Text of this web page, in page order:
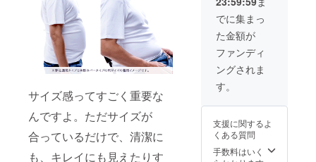
サイズ感ってすごく重要な
んですよ。ただサイズが
合っているだけで、清潔に
も、キレイにも見えたりす
材の供
給状
況、製
造工程
上の都
合等に
より出
る場合
があり
ます。
格より
下がる
可能性
もござ
いま
す。 ※
デザイ
容品は
変更に
なる可
能性も
ござい
イプ
M・L・
LL・３L
・通常
タイ
プ
M・L・
定：
2020年
6月中
お申し
込み順
￥8,480
（税・
送料
込）に
て承り
ます。
■カ
な色を
下さ
い。
白・黒
でに集まっ
た金額が
ファンディ
ングされま
す。
支援に関するよ
くある質問
手数料はいく